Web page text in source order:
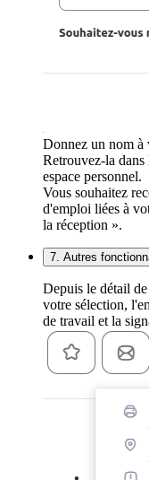
Donnez un nom à
Retrouvez-la
espace personnel.
Vous souhaitez
d'emploi liées à
la réception ».
7. Autres
Depuis le détail
votre sélection,
de travail et la